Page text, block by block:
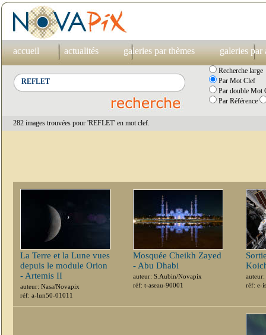
accueil actualités galeries par thèmes galeries par
Recherche large
Par Mot Clef
Par double Mot
Par Référence
282 images trouvées pour 'REFLET' en mot clef.
La Terre et la Lune vues
depuis le module Orion
- Artemis II
auteur: Nasa/Novapix
réf: a-lun50-01011
Mosquée Cheikh Zayed
- Abu Dhabi
auteur: S.Aubin/Novapix
réf: t-aseau-90001
réf: e-